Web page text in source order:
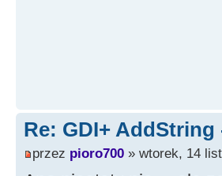
Re: GDI+
przez pioro700 » wtorek, 14